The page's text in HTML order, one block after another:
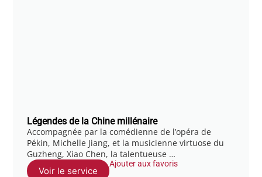
Légendes de la Chine millénaire
Accompagnée par la comédienne de l’opéra de
Pékin, Michelle Jiang, et la musicienne virtuose du
Guzheng, Xiao Chen, la talentueuse …
Voir le service
Ajouter aux favoris